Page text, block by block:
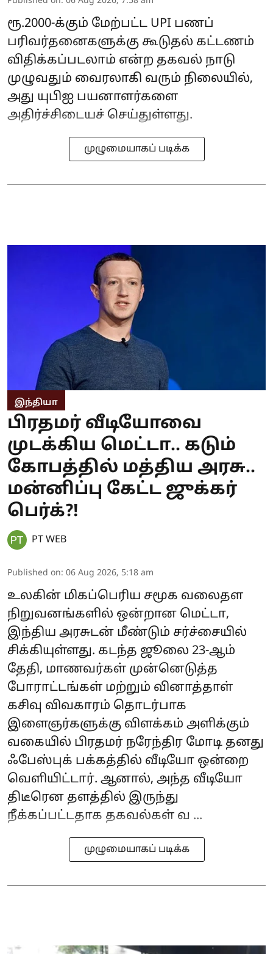
ரூ.2000-க்கும் மேற்பட்ட UPI பணப்
பரிவர்தனைகளுக்கு கூடுதல் கட்டணம்
விதிக்கப்படலாம் என்ற தகவல் நாடு
முழுவதும் வைரலாகி வரும் நிலையில்,
அது யுபிஐ பயனாளர்களை
அதிர்ச்சிடையச் செய்துள்ளது.
முழுமையாகப் படிக்க
இந்தியா
பிரதமர் வீடியோவை
முடக்கிய மெட்டா.. கடும்
கோபத்தில் மத்திய அரசு..
மன்னிப்பு கேட்ட ஜுக்கர்
பெர்க்?!
PT WEB
Published on: 06 Aug 2026, 5:18 am
உலகின் மிகப்பெரிய சமூக வலைதள
நிறுவனங்களில் ஒன்றான மெட்டா,
இந்திய அரசுடன் மீண்டும் சர்ச்சையில்
சிக்கியுள்ளது. கடந்த ஜூலை 23-ஆம்
தேதி, மாணவர்கள் முன்னெடுத்த
போராட்டங்கள் மற்றும் வினாத்தாள்
கசிவு விவகாரம் தொடர்பாக
இளைஞர்களுக்கு விளக்கம் அளிக்கும்
வகையில் பிரதமர் நரேந்திர மோடி தனது
ஃபேஸ்புக் பக்கத்தில் வீடியோ ஒன்றை
வெளியிட்டார். ஆனால், அந்த வீடியோ
திடீரென தளத்தில் இருந்து
நீக்கப்பட்டதாக தகவல்கள் வ ...
முழுமையாகப் படிக்க